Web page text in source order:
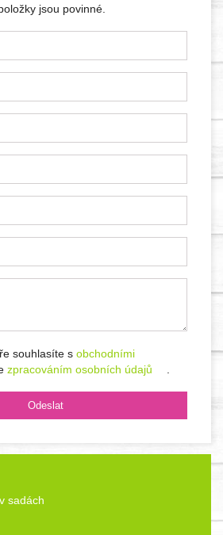
jsou povinné.
souhlasíte s obchodními
zpracováním osobních údajů
sadách